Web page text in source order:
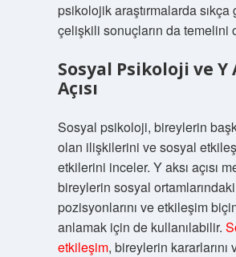
psikolojik araştırmalarda sıkça
çelişkili sonuçların da temelini
Sosyal Psikoloji ve Y
Açısı
Sosyal psikoloji, bireylerin
olan ilişkilerini ve sosyal
etkilerini inceler. Y aksı açısı
bireylerin sosyal ortamlarındaki
pozisyonlarını ve etkileşim
anlamak için de kullanılabilir.
etkileşim, bireylerin kararlarını